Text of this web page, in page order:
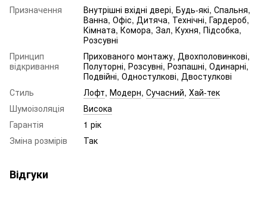
Призначення
Внутрішні вхідні двері, Будь-які, Спальня,
Ванна, Офіс, Дитяча, Технічні, Гардероб,
Кімната, Комора, Зал, Кухня, Підсобка,
Розсувні
Принцип
відкривання
Прихованого монтажу, Двохполовинкові,
Полуторні, Розсувні, Розпашні, Одинарні,
Подвійні, Одностулкові, Двостулкові
Стиль
Лофт, Модерн, Сучасний, Хай-тек
Шумоізоляція
Висока
Гарантія
1 рік
Зміна розмірів
Так
Відгуки